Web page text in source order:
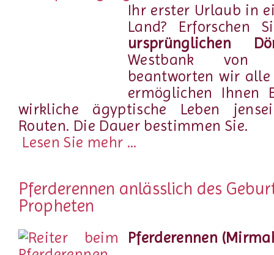
Ihr erster Urlaub in
Land? Erforschen
ursprünglichen
Westbank von
beantworten wir
ermöglichen Ihnen
wirkliche ägyptische Leben
Routen. Die Dauer bestimmen Sie.
Lesen Sie mehr ...
Pferderennen anlässlich des
Propheten
Pferderennen